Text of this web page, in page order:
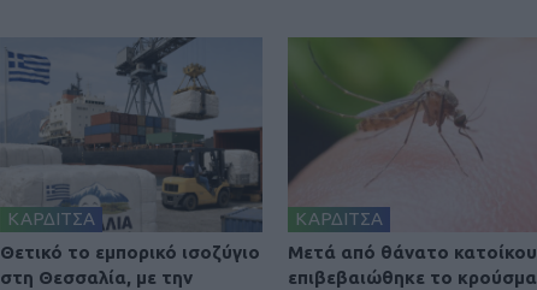
ΚΑΡΔΙΤΣΑ
Θετικό το εμπορικό ισοζύγιο
στη Θεσσαλία, με την
ΚΑΡΔΙΤΣΑ
Μετά από θάνατο κατοίκου
επιβεβαιώθηκε το κρούσμα